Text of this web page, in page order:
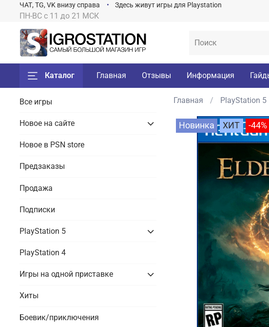
ПН-ВС с 11 до 21 МСК
ЧАТ, TG, VK внизу справа Здесь живут игры для Playstation
Каталог Главная Отзывы Информация
Главная PlayStation 5
Новинка ХИТ -44%
Все игры
Новое на сайте
Новое в PSN store
Предзаказы
Продажа
Подписки
PlayStation 5
PlayStation 4
Игры на одной приставке
Хиты
Боевик/приключения